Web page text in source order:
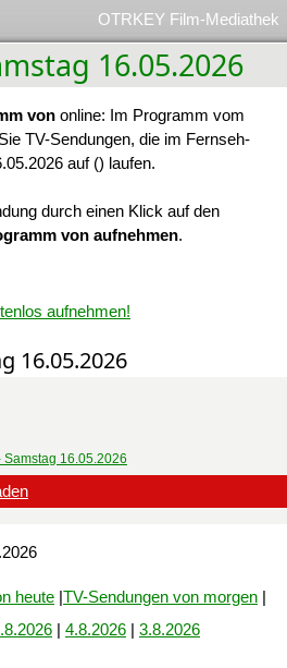
OTRKEY Film-Mediathek
16.05.2026
von online: Im Programm vom
TV-Sendungen, die im Fernseh-
auf () laufen.
durch einen Klick auf den
von aufnehmen.
aufnehmen!
16.05.2026
Samstag 16.05.2026
heute |TV-Sendungen von morgen |
| 4.8.2026 | 3.8.2026